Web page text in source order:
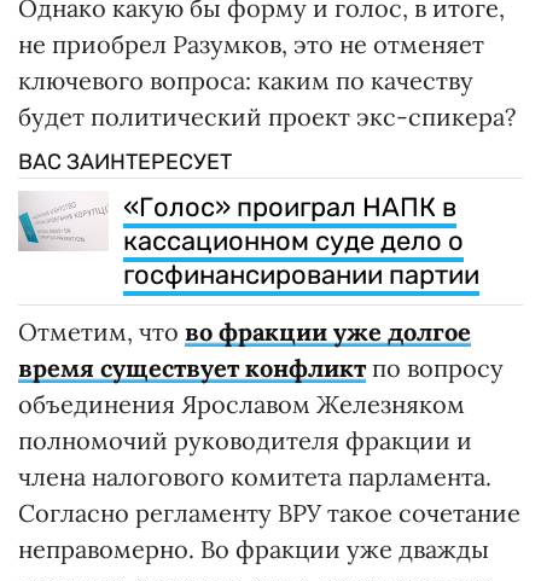
Однако какую бы форму и голос, в итоге,
не приобрел Разумков, это не отменяет
ключевого вопроса: каким по качеству
будет политический проект экс-спикера?
ВАС ЗАИНТЕРЕСУЕТ
«Голос» проиграл НАПК в
кассационном суде дело о
госфинансировании партии
Отметим, что во фракции уже долгое
время существует конфликтпо вопросу
объединения Ярославом Железняком
полномочий руководителя фракции и
члена налогового комитета парламента.
Согласно регламенту ВРУ такое сочетание
неправомерно. Во фракции уже дважды